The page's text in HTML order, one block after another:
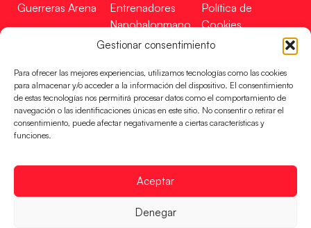
Gestionar consentimiento
Para ofrecer las mejores experiencias, utilizamos tecnologías como las cookies
para almacenar y/o acceder a la información del dispositivo. El consentimiento
de estas tecnologías nos permitirá procesar datos como el comportamiento de
navegación o las identificaciones únicas en este sitio. No consentir o retirar el
consentimiento, puede afectar negativamente a ciertas características y
funciones.
Aceptar
Denegar
Guerreras Arena
Entrenadores
Nanobalonmano
Tienda
Política de
Cookies
Mapa Web
Incidencias
CONTACTO
EN
FINANCIADO
RFEBM © 2024. Todos los derechos reservados –